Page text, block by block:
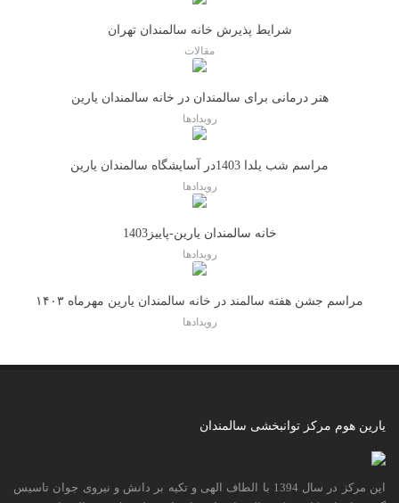
شرایط پذیرش خانه سالمندان تهران
مقالات
هنر درمانی برای سالمندان در خانه سالمندان یارین
رویدادها
مراسم شب یلدا 1403در آسایشگاه سالمندان یارین
رویدادها
خانه سالمندان یارین-پاییز1403
رویدادها
مراسم جشن هفته سالمند در خانه سالمندان یارین مهرماه ۱۴۰۳
رویدادها
یارین هوم مرکز توانبخشی سالمندان
این مرکز در سال 1394 با الطاف الهی و تکیه بر دانش و نیروی جوان تاسیس